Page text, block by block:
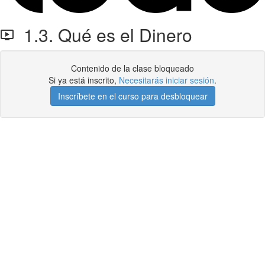
1.3. Qué es el Dinero
Contenido de la clase bloqueado
Si ya está inscrito, Necesitarás iniciar sesión.
Inscríbete en el curso para desbloquear